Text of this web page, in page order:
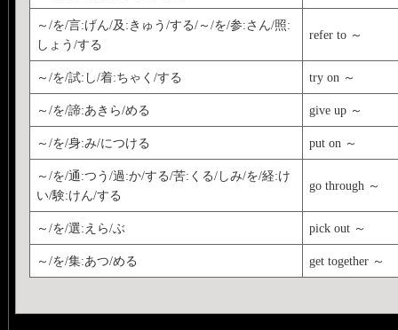
～/を/言:げん/及:きゅう/する/～/を/参:さん/照:
しょう/する
refer to ～
～/を/試:し/着:ちゃく/する try on ～
～/を/諦:あきら/める give up ～
～/を/身:み/につける put on ～
～/を/通:つう/過:か/する/苦:くる/しみ/を/経:け
い/験:けん/する
go through ～
～/を/選:えら/ぶ pick out ～
～/を/集:あつ/める get together ～